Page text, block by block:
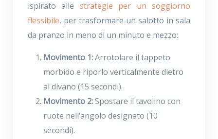
ispirato alle strategie per un soggiorno
flessibile, per trasformare un salotto in sala
da pranzo in meno di un minuto e mezzo:
Movimento 1:Arrotolare il tappeto
morbido e riporlo verticalmente dietro
al divano (15 secondi).
Movimento 2:Spostare il tavolino con
ruote nell’angolo designato (10
secondi).